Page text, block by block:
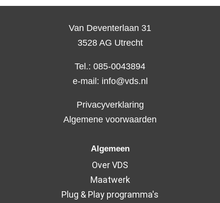
Van Deventerlaan 31
3528 AG Utrecht
Tel.: 085-0043894
e-mail: info@vds.nl
Privacyverklaring
Algemene voorwaarden
Algemeen
Over VDS
Maatwerk
Plug & Play programma's